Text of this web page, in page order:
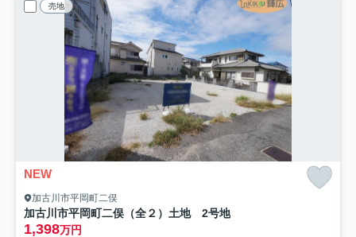
売地
NEW
加古川市平岡町二俣
加古川市平岡町二俣（全２）土地 2号地
1,398万円